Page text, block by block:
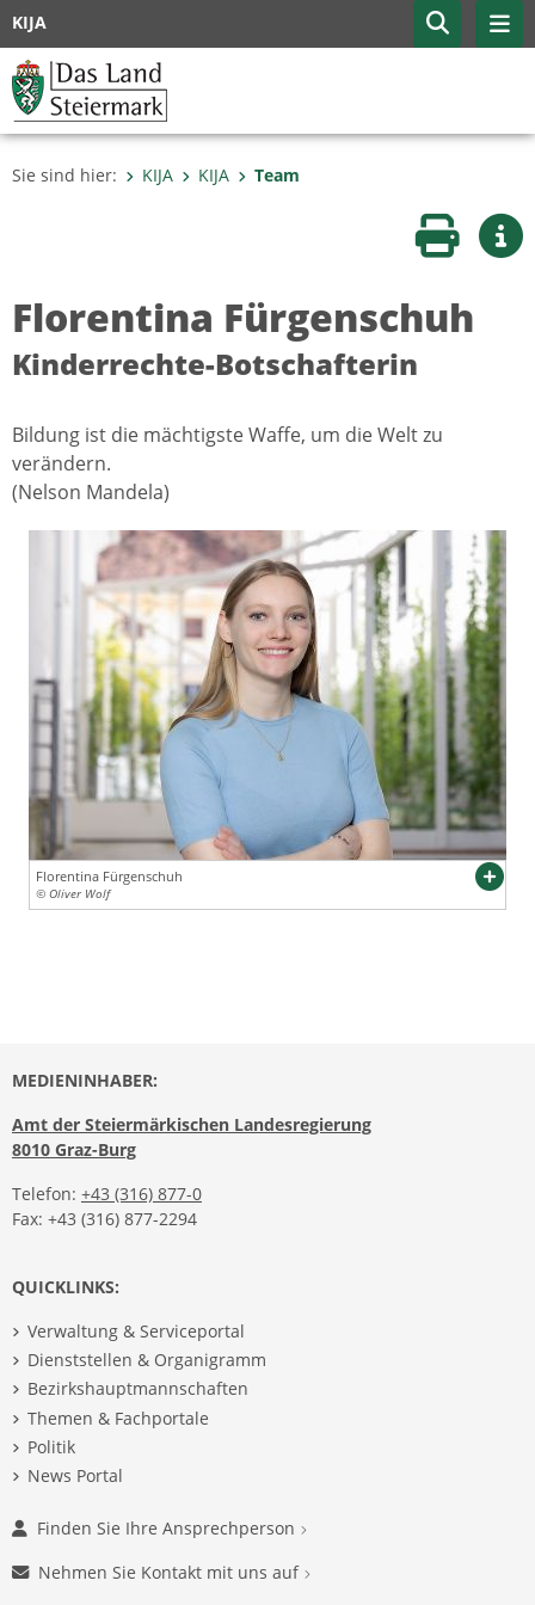
KIJA
Sie sind hier: KIJA KIJA Team
Seite
Florentina Fürgenschuh
Kinderrechte-Botschafterin
Bildung ist die mächtigste Waffe, um die Welt zu
verändern.
(Nelson Mandela)
Florentina Fürgenschuh
© Oliver Wolf
MEDIENINHABER:
Amt der Steiermärkischen Landesregierung
8010 Graz-Burg
Telefon: +43 (316) 877-0
Fax: +43 (316) 877-2294
QUICKLINKS:
Verwaltung & Serviceportal
Dienststellen & Organigramm
Bezirkshauptmannschaften
Themen & Fachportale
Politik
News Portal
Finden Sie Ihre Ansprechperson
Nehmen Sie Kontakt mit uns auf